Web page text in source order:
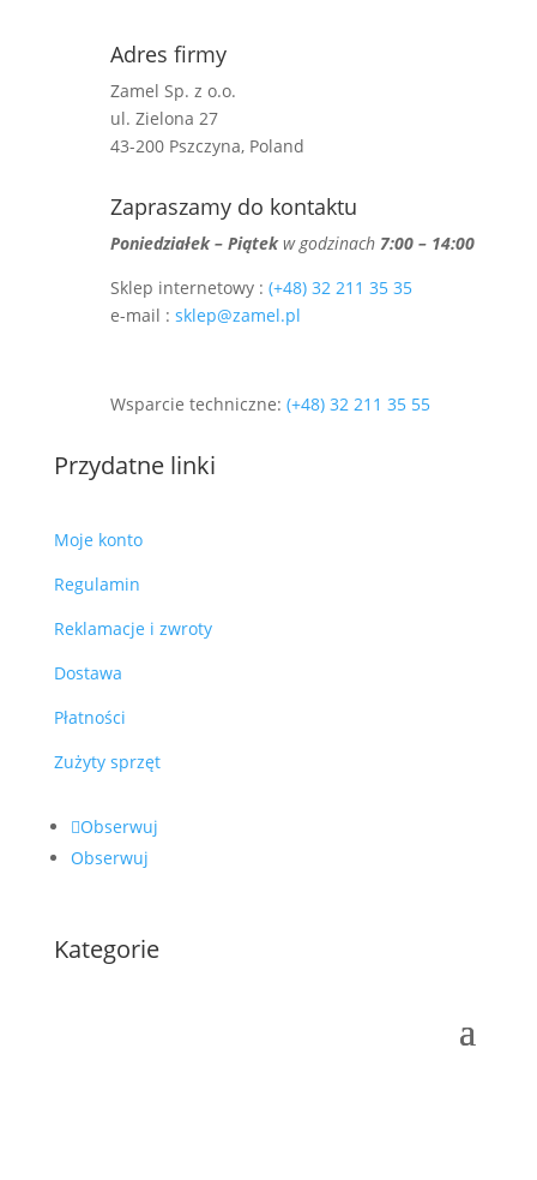
Adres firmy
Zamel Sp. z o.o.
ul. Zielona 27
43-200 Pszczyna, Poland
Zapraszamy do kontaktu
Poniedziałek – Piątek w godzinach7:00 – 14:00
Sklep internetowy : (+48) 32 211 35 35
e-mail : sklep@zamel.pl
Wsparcie techniczne: (+48) 32 211 35 55
Przydatne linki
Moje konto
Regulamin
Reklamacje i zwroty
Dostawa
Płatności
Zużyty sprzęt
Obserwuj
Obserwuj
Kategorie